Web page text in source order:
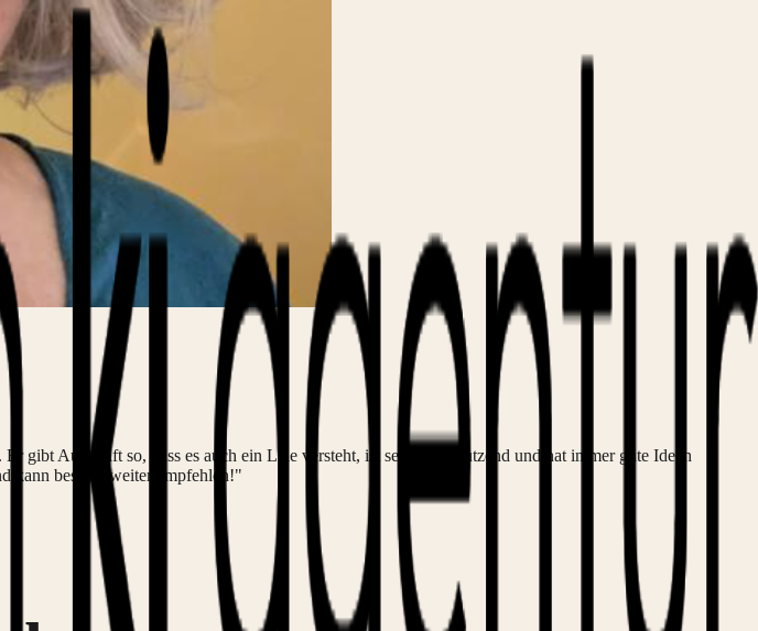
gibt Auskunft so, dass es auch ein Laie versteht, ist sehr unterstützend und hat immer gute Ideen
kann bestens weiter empfehlen!"